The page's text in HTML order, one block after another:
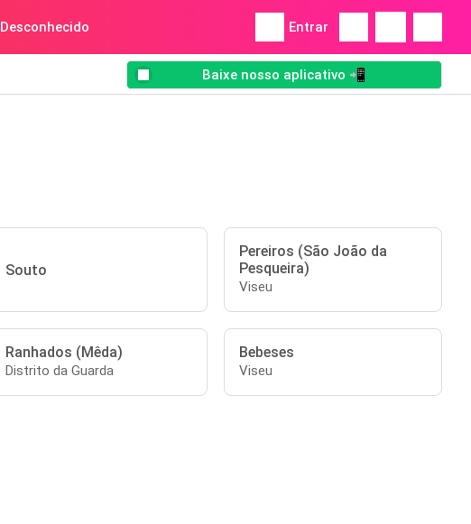
Desconhecido Entrar
Baixe nosso aplicativo 📲
Souto
Pereiros (São João da
Pesqueira)
Viseu
Ranhados (Mêda)
Distrito da Guarda
Bebeses
Viseu